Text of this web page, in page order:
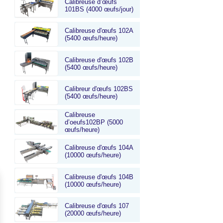
Calibreuse d’œufs
101BS (4000 œufs/jour)
Calibreuse d'œufs 102A
(5400 œufs/heure)
Calibreuse d'œufs 102B
(5400 œufs/heure)
Calibreur d'œufs 102BS
(5400 œufs/heure)
Calibreuse
d’oeufs102BP (5000
œufs/heure)
Calibreuse d'œufs 104A
(10000 œufs/heure)
Calibreuse d'œufs 104B
(10000 œufs/heure)
Calibreuse d'œufs 107
(20000 œufs/heure)